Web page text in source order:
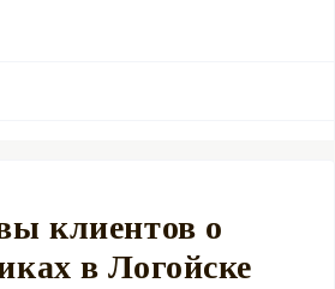
клиентов о
в Логойске